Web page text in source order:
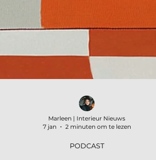
2 minuten om te lezen